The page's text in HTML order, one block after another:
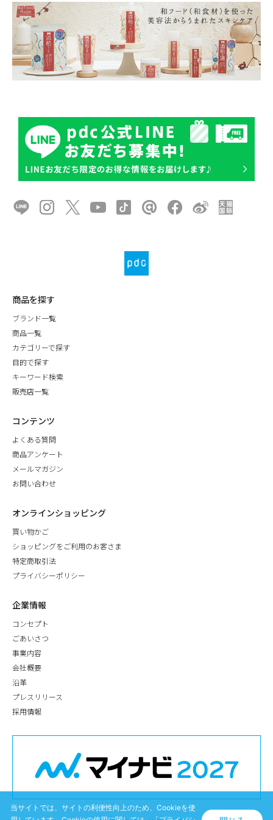
商品を探す
ブランド一覧
商品一覧
カテゴリーで探す
目的で探す
キーワード検索
販売店一覧
コンテンツ
よくある質問
商品アンケート
メールマガジン
お問い合わせ
オンラインショッピング
買い物かご
ショッピングをご利用のお客さま
特定商取引法
プライバシーポリシー
企業情報
コンセプト
ごあいさつ
事業内容
会社概要
沿革
プレスリリース
採用情報
当サイトでは、サイトの利便性向上のため、Cookieを使